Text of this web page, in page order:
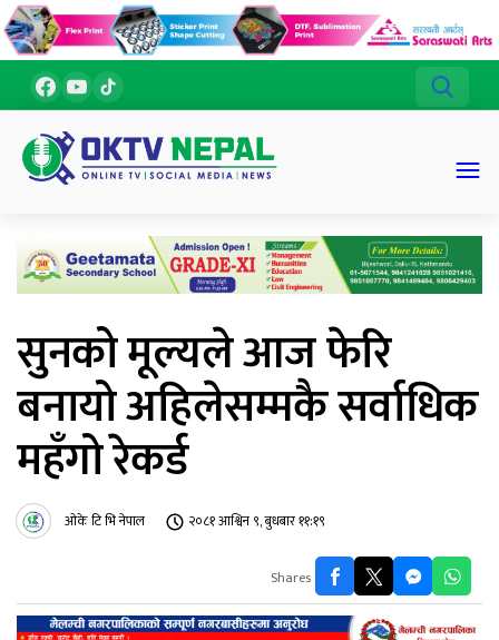
सुनको मूल्यले आज फेरि
बनायो अहिलेसम्मकै सर्वाधिक
महँगो रेकर्ड
ओके टि भि नेपाल २०८१ आश्विन ९, बुधबार ११:१९
Shares